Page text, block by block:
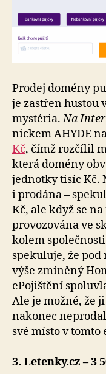
Prodej domény
je zastřen hustou
mystéria.Na
nickem AHYDE
Kč, čímž rozčílil
která domény
jednotky tisíc Kč.
i prodána –
Kč, ale když se
provozována ve
kolem
spekuluje, že
výše zmíněný
ePojištění
Ale je možné, že
nakonec
své místo v
3. Letenky.cz – 3